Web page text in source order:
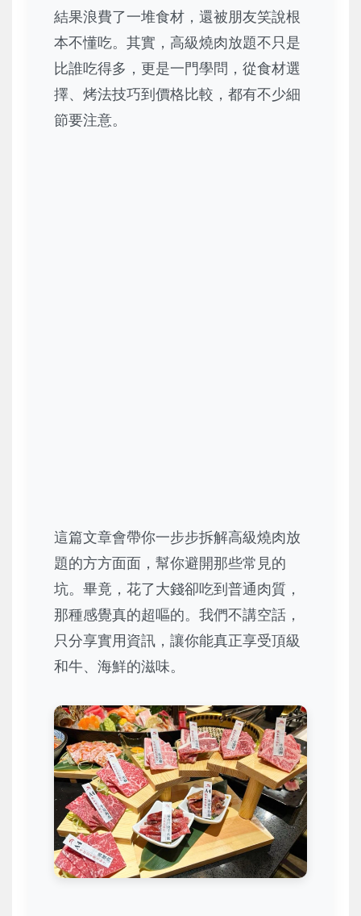
結果浪費了一堆食材，還被朋友笑說根
本不懂吃。其實，高級燒肉放題不只是
比誰吃得多，更是一門學問，從食材選
擇、烤法技巧到價格比較，都有不少細
節要注意。
這篇文章會帶你一步步拆解高級燒肉放
題的方方面面，幫你避開那些常見的
坑。畢竟，花了大錢卻吃到普通肉質，
那種感覺真的超嘔的。我們不講空話，
只分享實用資訊，讓你能真正享受頂級
和牛、海鮮的滋味。